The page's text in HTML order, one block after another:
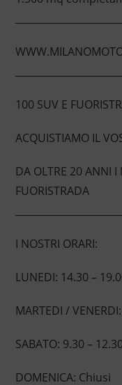
100 SUV E
ACQUISTIAMO IL
DA OLTRE 20 ANNI
FUORISTRADA
I NOSTRI ORARI:
LUNEDI: 14.30 –
MARTEDI /
SABATO: 9.30 –
DOMENICA: Chiusi